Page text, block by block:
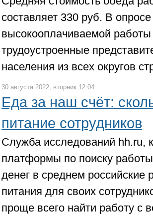
составляет 330 руб. В
высокооплачиваемой
трудоустроенные
населения из всех округов
30 августа 2022, вторник 12:04
Еда за наш счёт:
питание сотрудников
Служба исследований hh.ru,
платформы по поиску
денег в среднем российские
питания для своих
проще всего найти работу с